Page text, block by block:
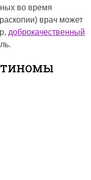
во время
врач может
доброкачественный